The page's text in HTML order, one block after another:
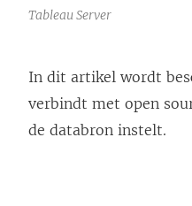
Tableau Server
In dit artikel wordt
verbindt met open
de databron instelt.